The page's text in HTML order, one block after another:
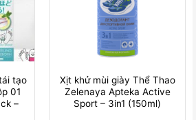
tạo
01
–
Xịt khử mùi giày Thể Thao
Zelenaya Apteka Active
Sport – 3in1 (150ml)